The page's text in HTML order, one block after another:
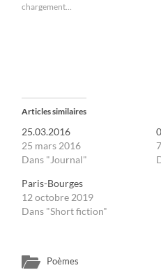
chargement…
Articles similaires
25.03.2016
25 mars 2016
Dans "Journal"
Paris-Bourges
12 octobre 2019
Dans "Short fiction"
Poèmes